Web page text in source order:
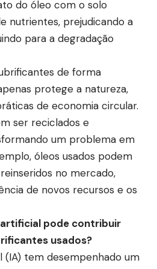
do óleo com o solo
nutrientes, prejudicando a
para a degradação
de forma
protege a natureza,
de economia circular.
ser reciclados e
um problema em
óleos usados podem
no mercado,
de novos recursos e os
pode contribuir
usados?
(IA) tem desempenhado um